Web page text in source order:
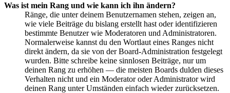
Was ist mein Rang und wie kann ich ihn ändern?
Ränge, die unter deinem Benutzernamen stehen, zeigen an,
wie viele Beiträge du bislang erstellt hast oder identifizieren
bestimmte Benutzer wie Moderatoren und Administratoren.
Normalerweise kannst du den Wortlaut eines Ranges nicht
direkt ändern, da sie von der Board-Administration festgelegt
wurden. Bitte schreibe keine sinnlosen Beiträge, nur um
deinen Rang zu erhöhen — die meisten Boards dulden dieses
Verhalten nicht und ein Moderator oder Administrator wird
deinen Rang unter Umständen einfach wieder zurücksetzen.